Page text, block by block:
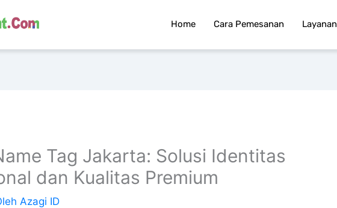
Home Cara Pemesanan Layanan
Tag Jakarta: Solusi Identitas
dan Kualitas Premium
Azagi ID